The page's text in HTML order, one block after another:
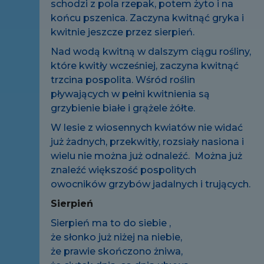
schodzi z pola rzepak, potem żyto i na
końcu pszenica. Zaczyna kwitnąć gryka i
kwitnie jeszcze przez sierpień.
Nad wodą kwitną w dalszym ciągu rośliny,
które kwitły wcześniej, zaczyna kwitnąć
trzcina pospolita. Wśród roślin
pływających w pełni kwitnienia są
grzybienie białe i grążele żółte.
W lesie z wiosennych kwiatów nie widać
już żadnych, przekwitły, rozsiały nasiona i
wielu nie można już odnaleźć. Można już
znaleźć większość pospolitych
owocników grzybów jadalnych i trujących.
Sierpień
Sierpień ma to do siebie ,
że słonko już niżej na niebie,
że prawie skończono żniwa,